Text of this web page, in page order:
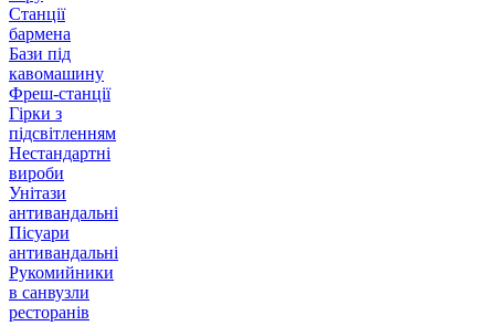
Станції
бармена
Бази під
кавомашину
Фреш-станції
Гірки з
підсвітленням
Нестандартні
вироби
Унітази
антивандальні
Пісуари
антивандальні
Рукомийники
в санвузли
ресторанів